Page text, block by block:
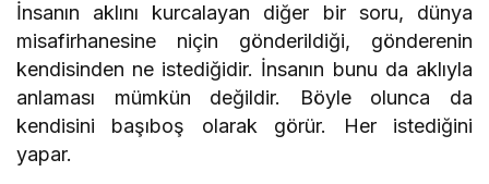
İnsanın aklını kurcalayan diğer bir soru, dünya
misafirhanesine niçin gönderildiği, gönderenin
kendisinden ne istediğidir. İnsanın bunu da aklıyla
anlaması mümkün değildir. Böyle olunca da
kendisini başıboş olarak görür. Her istediğini
yapar.